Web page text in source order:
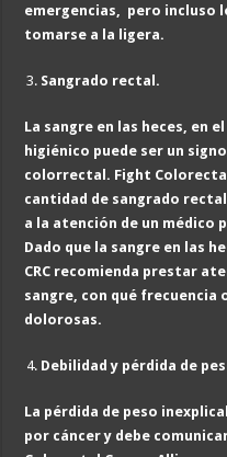
emergencias, pero incluso
tomarse a la ligera.
Sangrado rectal.
La sangre en las heces, en
higiénico puede ser un
colorrectal. Fight
cantidad de sangrado
a la atención de un médico
Dado que la sangre en las
CRC recomienda prestar
sangre, con qué frecuencia
dolorosas.
Debilidad y pérdida de
La pérdida de peso
por cáncer y debe